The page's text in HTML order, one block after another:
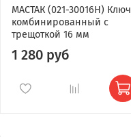
МАСТАК (021-30016H) Ключ
комбинированный с
трещоткой 16 мм
1 280 руб